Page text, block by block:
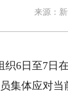
来源：
6日至7日
集体应对